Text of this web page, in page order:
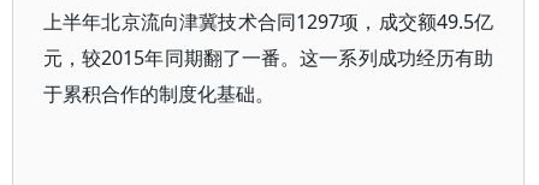
上半年北京流向津冀技术合同1297项，成交额49.5亿
元，较2015年同期翻了一番。这一系列成功经历有助
于累积合作的制度化基础。